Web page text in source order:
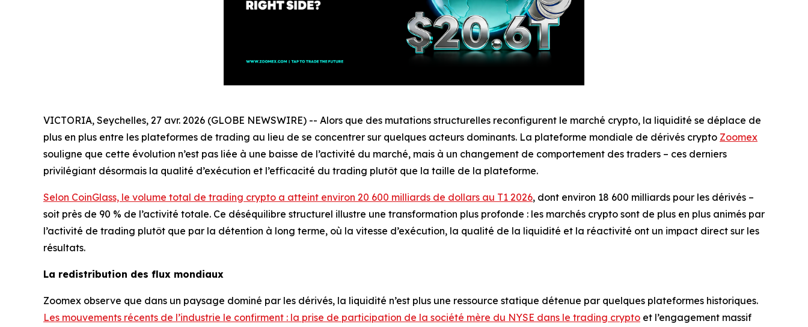
VICTORIA, Seychelles, 27 avr. 2026 (GLOBE NEWSWIRE) -- Alors que des mutations structurelles reconfigurent le marché crypto, la liquidité se déplace de
plus en plus entre les plateformes de trading au lieu de se concentrer sur quelques acteurs dominants. La plateforme mondiale de dérivés crypto Zoomex
souligne que cette évolution n’est pas liée à une baisse de l’activité du marché, mais à un changement de comportement des traders – ces derniers
privilégiant désormais la qualité d’exécution et l’efficacité du trading plutôt que la taille de la plateforme.
Selon CoinGlass, le volume total de trading crypto a atteint environ 20 600 milliards de dollars au T1 2026, dont environ 18 600 milliards pour les dérivés –
soit près de 90 % de l’activité totale. Ce déséquilibre structurel illustre une transformation plus profonde : les marchés crypto sont de plus en plus animés par
l’activité de trading plutôt que par la détention à long terme, où la vitesse d’exécution, la qualité de la liquidité et la réactivité ont un impact direct sur les
résultats.
La redistribution des flux mondiaux
Zoomex observe que dans un paysage dominé par les dérivés, la liquidité n’est plus une ressource statique détenue par quelques plateformes historiques.
Les mouvements récents de l’industrie le confirment : la prise de participation de la société mère du NYSE dans le trading crypto et l’engagement massif